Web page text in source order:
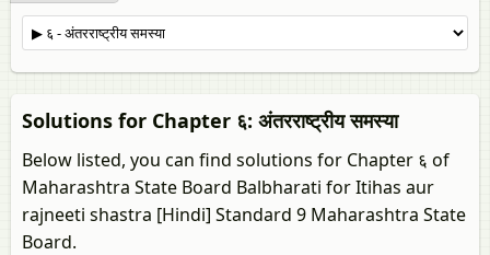
Solutions for Chapter ६: अंतरराष्ट्रीय समस्या
Below listed, you can find solutions for Chapter ६ of
Maharashtra State Board Balbharati for Itihas aur
rajneeti shastra [Hindi] Standard 9 Maharashtra State
Board.